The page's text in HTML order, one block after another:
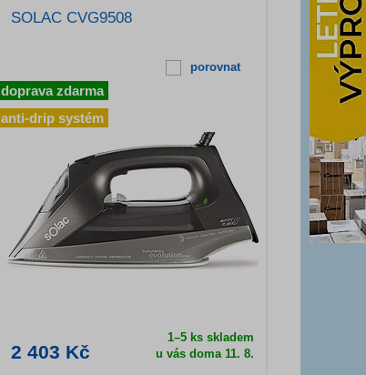
SOLAC CVG9508
porovnat
2 403 Kč
1–5 ks skladem
u vás doma 11. 8.
doprava zdarma
anti-drip systém